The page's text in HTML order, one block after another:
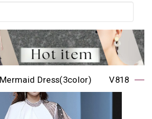
Mermaid Dress(3color) V818